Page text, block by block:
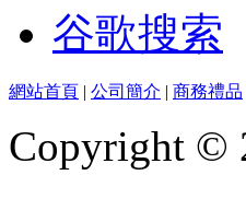
谷歌搜索
網站首頁 | 公司簡介 | 商務禮品
Copyright ©